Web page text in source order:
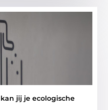
jij je ecologische